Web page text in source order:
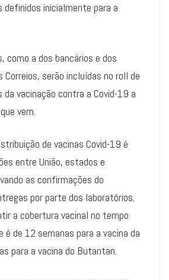
definidos inicialmente para a
como a dos bancários e dos
Correios, serão incluídas no roll de
da vacinação contra a Covid-19 a
vem.
de vacinas Covid-19 é
entre União, estados e
as confirmações do
por parte dos laboratórios.
a cobertura vacinal no tempo
é de 12 semanas para a vacina da
para a vacina do Butantan.